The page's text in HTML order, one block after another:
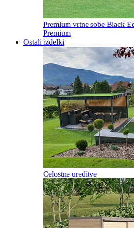
Premium vrtne sobe Black
Premium
Ostali izdelki
Celostne ureditve